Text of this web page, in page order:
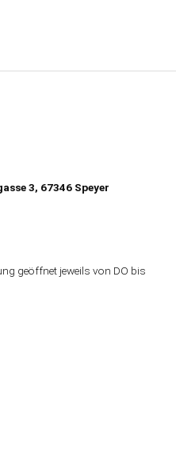
3, 67346 Speyer
geöffnet jeweils von DO bis